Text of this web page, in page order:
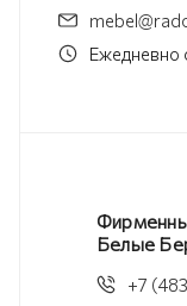
Ежедневно
Белые
+7